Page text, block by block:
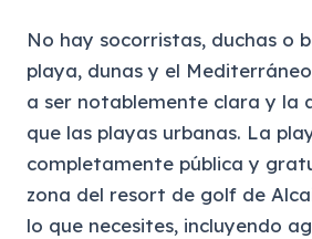
No hay socorristas, duchas o
playa, dunas y el
a ser notablemente clara y la
que las playas urbanas. La
completamente pública y
zona del resort de golf de
lo que necesites, incluyendo